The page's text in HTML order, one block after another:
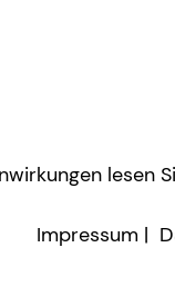
lesen
Impressum